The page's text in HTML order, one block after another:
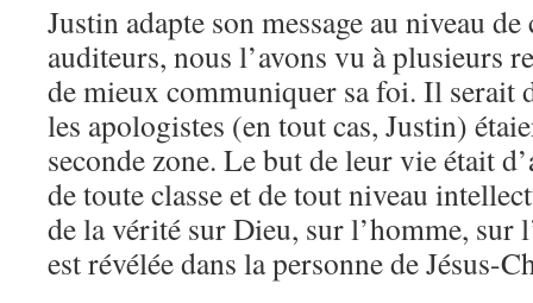
Justin adapte son message au niveau
auditeurs, nous l’avons vu à plusieurs
de mieux communiquer sa foi. Il serait
les apologistes (en tout cas, Justin)
seconde zone. Le but de leur vie était
de toute classe et de tout niveau
de la vérité sur Dieu, sur l’homme, sur
est révélée dans la personne de Jésus-